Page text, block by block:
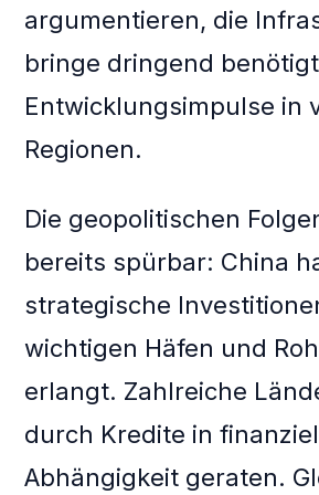
argumentieren, die
bringe dringend
Entwicklungsimpulse in
Regionen.
Die geopolitischen
bereits spürbar: China
strategische
wichtigen Häfen und
erlangt. Zahlreiche
durch Kredite in
Abhängigkeit geraten.